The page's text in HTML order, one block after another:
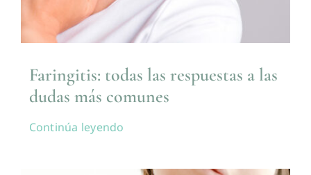
Faringitis: todas las respuestas a las
dudas más comunes
Continúa leyendo